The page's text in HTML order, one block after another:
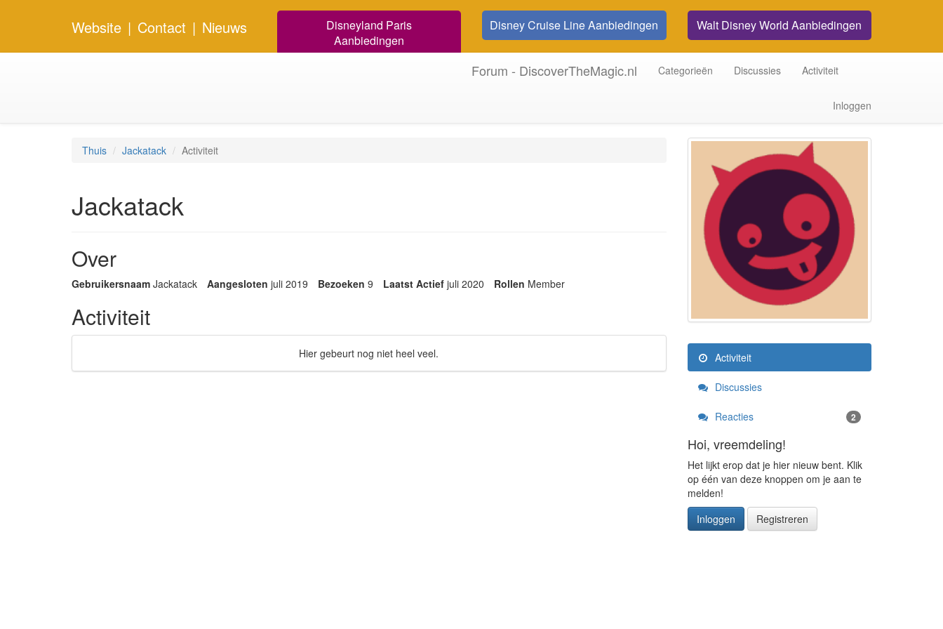
Website | Contact | Nieuws
Disneyland Paris
Aanbiedingen
Disney Cruise Line Aanbiedingen Walt Disney World Aanbiedingen
Forum - DiscoverTheMagic.nl Categorieën Discussies Activiteit
Inloggen
Thuis Jackatack Activiteit
Jackatack
Over
Gebruikersnaam Jackatack Aangesloten juli 2019 Bezoeken 9 Laatst Actief juli 2020 Rollen Member
Activiteit
Hier gebeurt nog niet heel veel. Activiteit
Discussies
Reacties 2
Hoi, vreemdeling!
Het lijkt erop dat je hier nieuw bent. Klik
op één van deze knoppen om je aan te
melden!
Inloggen
Registreren